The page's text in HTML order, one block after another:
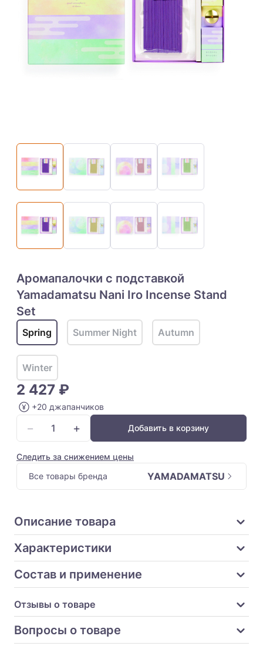
Аромапалочки с подставкой
Yamadamatsu Nani Iro Incense Stand
Set
Spring Summer Night Autumn
Winter
2 427 ₽
+20 джапанчиков
− + Добавить в корзину
Следить за снижением цены
Все товары бренда
YAMADAMATSU
Описание товара
Характеристики
Состав и применение
Отзывы о товаре
Вопросы о товаре